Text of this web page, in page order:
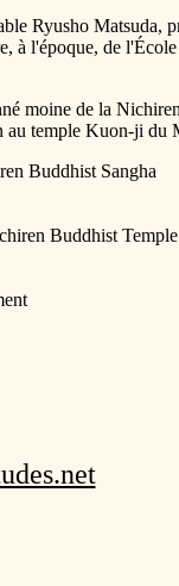
Ryusho Matsuda,
à l'époque, de
moine de la
au temple Kuon-ji du
Buddhist Sangha
Buddhist Temple